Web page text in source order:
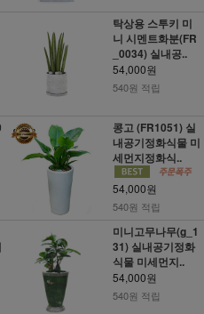
탁상용 스투키 미
니 시멘트화분(FR
_0034) 실내공..
54,000원
540원 적립
콩고 (FR1051) 실
내공기정화식물 미
세먼지정화식..
54,000원
540원 적립
미니고무나무(g_1
31) 실내공기정화
식물 미세먼지..
54,000원
540원 적립